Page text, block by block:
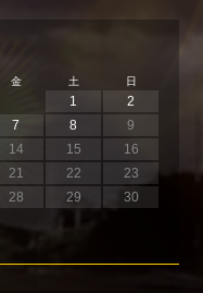
金 土 日
1
2
7 8
9
14 15
16
21 22
23
28 29
30